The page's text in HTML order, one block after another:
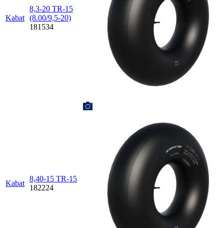
Kabat
8,3-20 TR-15
(8.00/9,5-20)
181534
Kabat
8,40-15 TR-15
182224